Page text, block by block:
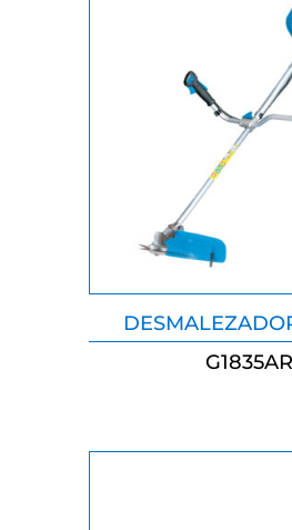
G1835AR